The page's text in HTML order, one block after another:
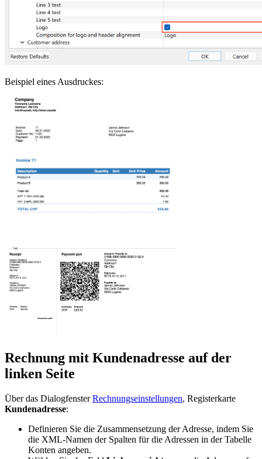
Beispiel eines Ausdruckes:
Rechnung mit Kundenadresse auf der
linken Seite
Über das DialogfensterRechnungseinstellungen, Registerkarte
Kundenadresse:
Definieren Sie die Zusammensetzung der Adresse, indem Sie
die XML-Namen der Spalten für die Adressen in der Tabelle
Konten angeben.